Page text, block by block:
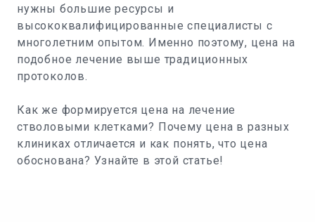
нужны большие ресурсы и
высококвалифицированные специалисты с
многолетним опытом. Именно поэтому, цена на
подобное лечение выше традиционных
протоколов.
Как же формируется цена на лечение
стволовыми клетками? Почему цена в разных
клиниках отличается и как понять, что цена
обоснована? Узнайте в этой статье!